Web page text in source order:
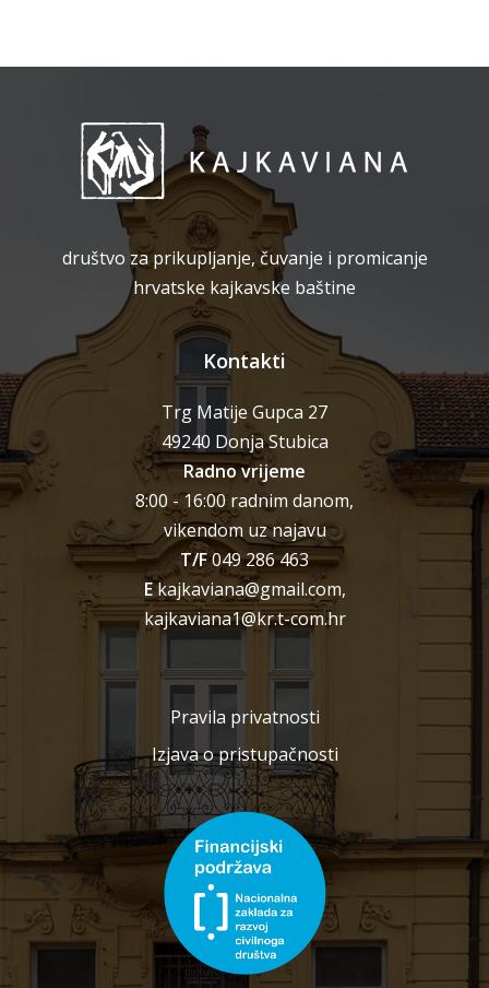
društvo za prikupljanje, čuvanje i promicanje
hrvatske kajkavske baštine
Kontakti
Trg Matije Gupca 27
49240 Donja Stubica
Radno vrijeme
8:00 - 16:00 radnim danom,
vikendom uz najavu
T/F049 286 463
Ekajkaviana@gmail.com,
kajkaviana1@kr.t-com.hr
Pravila privatnosti
Izjava o pristupačnosti